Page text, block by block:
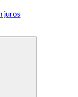
juros